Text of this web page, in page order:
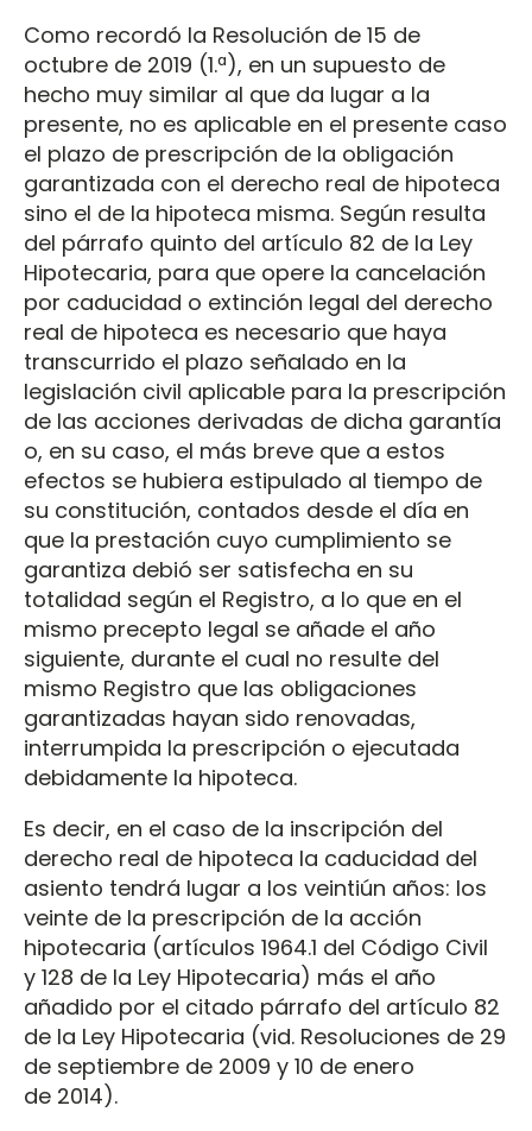
Como recordó la Resolución de 15 de
octubre de 2019 (1.ª), en un supuesto de
hecho muy similar al que da lugar a la
presente, no es aplicable en el presente caso
el plazo de prescripción de la obligación
garantizada con el derecho real de hipoteca
sino el de la hipoteca misma. Según resulta
del párrafo quinto del artículo 82 de la Ley
Hipotecaria, para que opere la cancelación
por caducidad o extinción legal del derecho
real de hipoteca es necesario que haya
transcurrido el plazo señalado en la
legislación civil aplicable para la prescripción
de las acciones derivadas de dicha garantía
o, en su caso, el más breve que a estos
efectos se hubiera estipulado al tiempo de
su constitución, contados desde el día en
que la prestación cuyo cumplimiento se
garantiza debió ser satisfecha en su
totalidad según el Registro, a lo que en el
mismo precepto legal se añade el año
siguiente, durante el cual no resulte del
mismo Registro que las obligaciones
garantizadas hayan sido renovadas,
interrumpida la prescripción o ejecutada
debidamente la hipoteca.
Es decir, en el caso de la inscripción del
derecho real de hipoteca la caducidad del
asiento tendrá lugar a los veintiún años: los
veinte de la prescripción de la acción
hipotecaria (artículos 1964.1 del Código Civil
y 128 de la Ley Hipotecaria) más el año
añadido por el citado párrafo del artículo 82
de la Ley Hipotecaria (vid. Resoluciones de 29
de septiembre de 2009 y 10 de enero
de 2014).